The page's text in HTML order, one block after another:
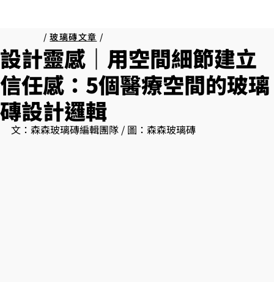
/玻璃磚文章 /
設計靈感｜用空間細節建立
信任感：5個醫療空間的玻璃
磚設計邏輯
文：森森玻璃磚編輯團隊 / 圖：森森玻璃磚